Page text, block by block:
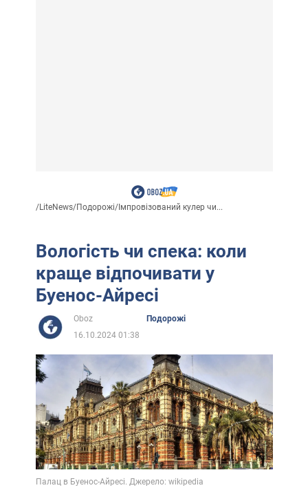
/LiteNews/Подорожі/Імпровізований кулер чи...
Вологість чи спека: коли
краще відпочивати у
Буенос-Айресі
Oboz
Подорожі
16.10.2024 01:38
Палац в Буенос-Айресі. Джерело: wikipedia